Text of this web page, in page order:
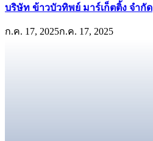
บริษัท ข้าวบัวทิพย์ มาร์เก็ตติ้ง จำกัด
ก.ค. 17, 2025ก.ค. 17, 2025